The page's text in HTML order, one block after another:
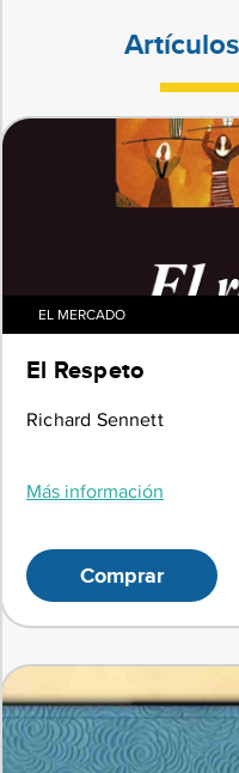
EL MERCADO
El Respeto
Richard Sennett
Más información
Comprar